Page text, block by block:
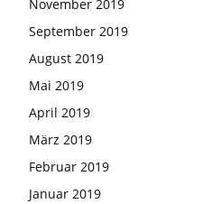
November 2019
September 2019
August 2019
Mai 2019
April 2019
März 2019
Februar 2019
Januar 2019